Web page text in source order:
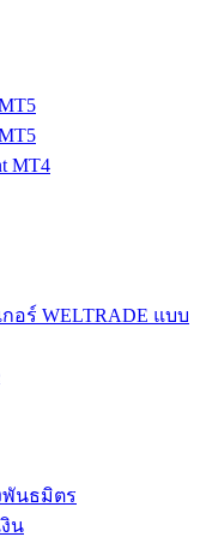
MT4
อร์ WELTRADE แบบ
นธมิตร
น